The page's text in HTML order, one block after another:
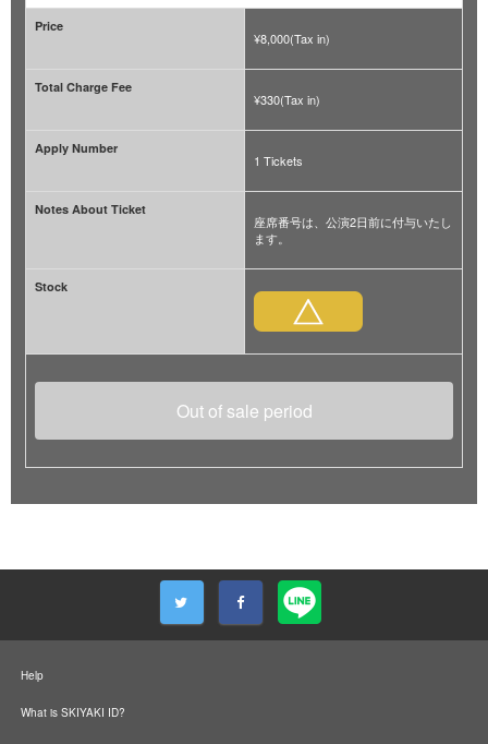
Price
¥8,000(Tax in)
Total Charge Fee
¥330(Tax in)
Apply Number
1 Tickets
Notes About Ticket
座席番号は、公演2日前に付与いたし
ます。
Stock
Out of sale period
Help
What is SKIYAKI ID?